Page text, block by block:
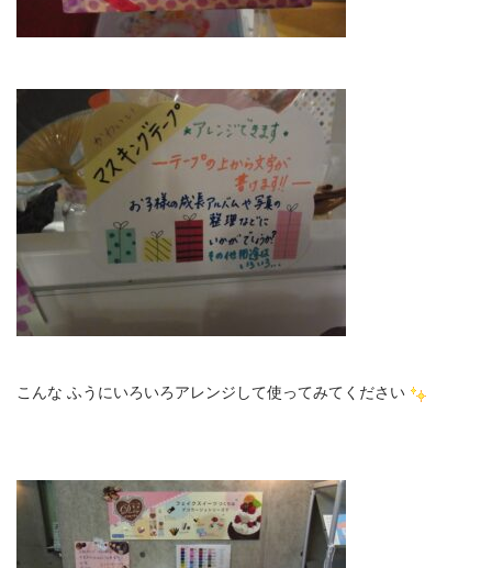
こんな ふうにいろいろアレンジして使ってみてください